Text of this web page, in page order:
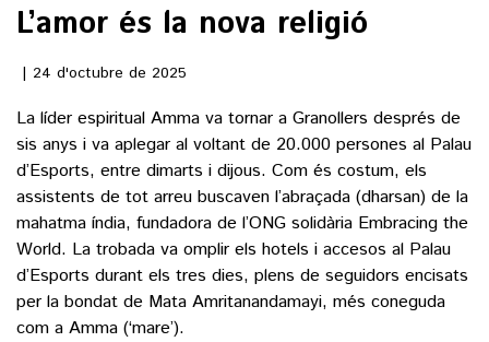
POLÍTICA
SOCIETAT
ECONOMIA
VEURE TOTES
ESPORTS
FUTBOL
HOQUEI PATINS
MOTOR
CULTURA
ARTS ESCÈNIQUES
CULTURA POPULAR
SUPLEMENTS
L’amor és la nova religió
24 d'octubre de 2025
La líder espiritual Amma va tornar a Granollers després de
sis anys i va aplegar al voltant de 20.000 persones al Palau
d’Esports, entre dimarts i dijous. Com és costum, els
assistents de tot arreu buscaven l’abraçada (dharsan) de la
mahatma índia, fundadora de l’ONG solidària Embracing the
World. La trobada va omplir els hotels i accesos al Palau
d’Esports durant els tres dies, plens de seguidors encisats
per la bondat de Mata Amritanandamayi, més coneguda
com a Amma (‘mare’).